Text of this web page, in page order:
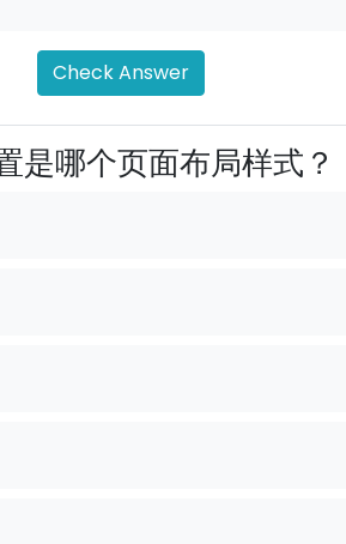
Check Answer
是哪个页面布局样式？